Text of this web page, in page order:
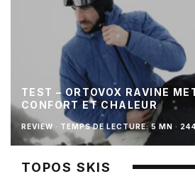
TEST – ORTOVOX RAVINE
CONFORT ET CHALEUR
REVIEW · TEMPS DE LECTURE: 5 MN ·
TOPOS SKIS